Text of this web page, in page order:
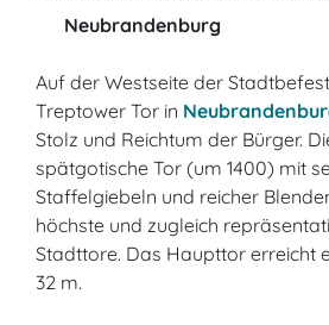
Neubrandenburg
Auf der Westseite der
Treptower Tor in
Stolz und Reichtum der Bürger.
spätgotische Tor (um 1400) mit
Staffelgiebeln und reicher
höchste und zugleich
Stadttore. Das Haupttor erreicht
32 m.